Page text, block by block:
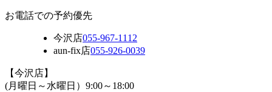
お電話での予約優先
今沢店055-967-1112
aun-fix店055-926-0039
【今沢店】
(月曜日～水曜日）9:00～18:00